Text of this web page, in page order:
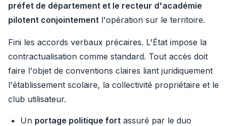
préfet de département et le recteur d'académie
pilotent conjointement l'opération sur le territoire.
Fini les accords verbaux précaires. L'État impose la
contractualisation comme standard. Tout accès doit
faire l'objet de conventions claires liant juridiquement
l'établissement scolaire, la collectivité propriétaire et le
club utilisateur.
Un portage politique fort assuré par le duo